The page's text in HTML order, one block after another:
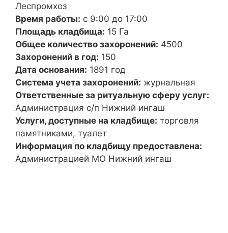
Леспромхоз
Время работы: с 9:00 до 17:00
Площадь кладбища: 15 Га
Общее количество захоронений: 4500
Захоронений в год: 150
Дата основания: 1891 год
Система учета захоронений: журнальная
Ответственные за ритуальную сферу услуг:
Администрация с/п Нижний ингаш
Услуги, доступные на кладбище: торговля
памятниками, туалет
Информация по кладбищу предоставлена:
Администрацией МО Нижний ингаш